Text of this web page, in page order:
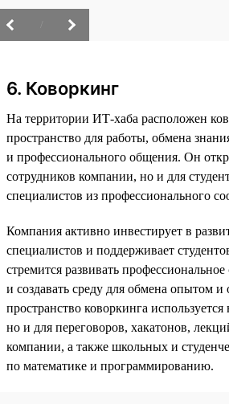
6. Коворкинг
На территории ИТ-хаба расположен
пространство для работы, обмена
и профессионального общения. Он
сотрудников компании, но и для
специалистов из профессионального
Компания активно инвестирует в
специалистов и поддерживает
стремится развивать
и создавать среду для обмена опытом
пространство коворкинга
но и для переговоров, хакатонов,
компании, а также школьных и
по математике и программированию.